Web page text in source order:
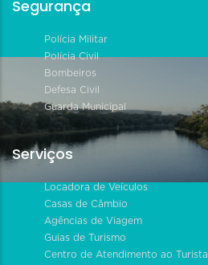
Segurança
Polícia Militar
Polícia Civil
Bombeiros
Defesa Civil
Guarda Municipal
Serviços
Locadora de Veículos
Casas de Câmbio
Agências de Viagem
Guias de Turismo
Centro de Atendimento ao Turista